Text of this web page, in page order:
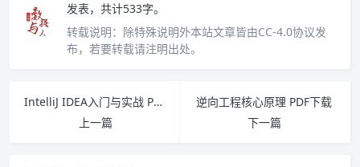
发表，共计533字。
转载说明： 除特殊说明外本站文章皆由CC-4.0协议发
布，若要转载请注明出处。
IntelliJ IDEA入门与实战 PDF下载
上一篇
逆向工程核心原理 PDF下载
下一篇